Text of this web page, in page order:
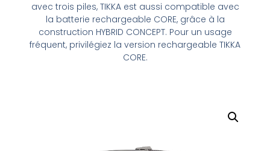
avec trois piles, TIKKA est aussi compatible avec
la batterie rechargeable CORE, grâce à la
construction HYBRID CONCEPT. Pour un usage
fréquent, privilégiez la version rechargeable TIKKA
CORE.